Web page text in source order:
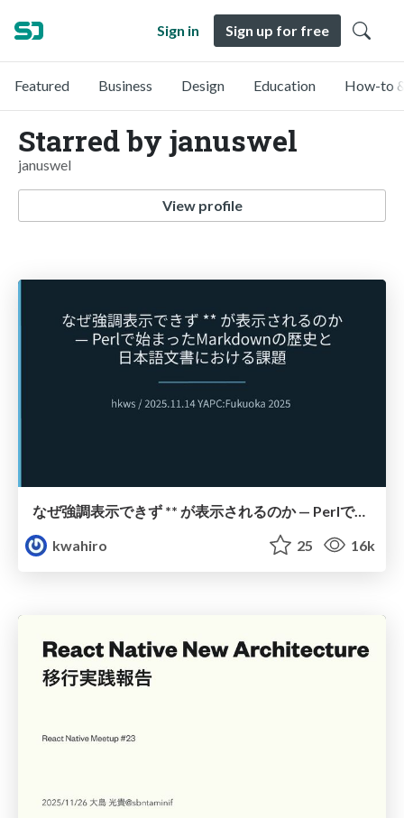
Sign in Sign up for free
Featured Business Design Education How-to
Starred by januswel
januswel
View profile
なぜ強調表示できず ** が表示されるのか — Perlで始まったMarkdownの歴史と日本語文書における課題
kwahiro
25 16k